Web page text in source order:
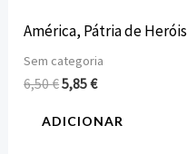
América, Pátria de Heróis
Sem categoria
6,50€5,85€
ADICIONAR